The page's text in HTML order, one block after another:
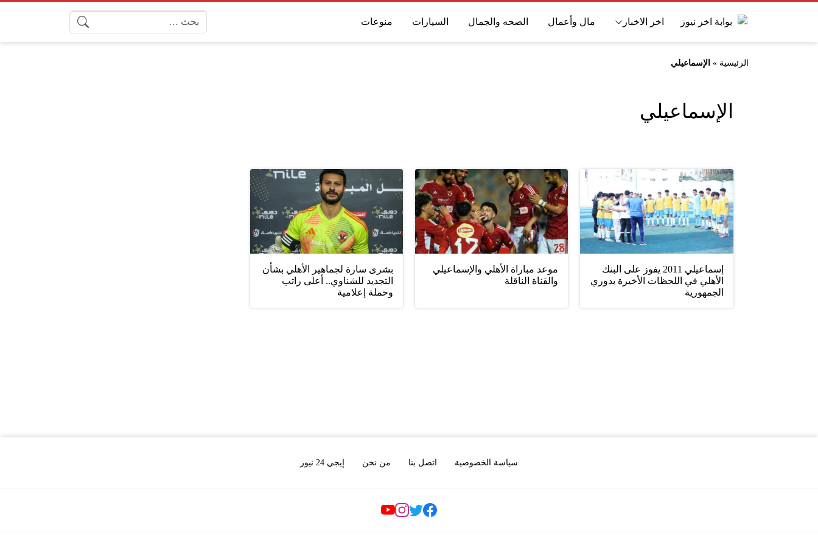
اخر الاخبار مال وأعمال الصحه والجمال السيارات منوعات
الرئيسية » الإسماعيلي
الإسماعيلي
إسماعيلي 2011 يفوز على البنك
الأهلي في اللحظات الأخيرة بدوري
الجمهورية
موعد مباراة الأهلي والإسماعيلي
والقناة الناقلة
بشرى سارة لجماهير الأهلي بشأن
التجديد للشناوي.. أعلى راتب
وحملة إعلامية
سياسة الخصوصية اتصل بنا من نحن إيجي 24 نيوز